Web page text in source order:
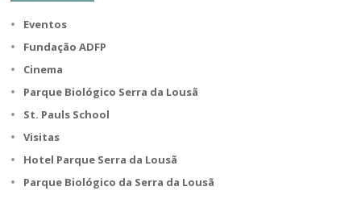
Eventos
Fundação ADFP
Cinema
Parque Biológico Serra da Lousã
St. Pauls School
Visitas
Hotel Parque Serra da Lousã
Parque Biológico da Serra da Lousã